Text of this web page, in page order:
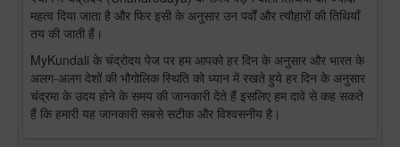
महत्व दिया जाता है और फिर इसी के अनुसार उन पर्वों और त्यौहारों की तिथियाँ
तय की जाती हैं।
MyKundali के चंद्रोदय पेज पर हम आपको हर दिन के अनुसार और भारत के
अलग-अलग देशों की भौगोलिक स्थिति को ध्यान में रखते हुये हर दिन के अनुसार
चंद्रमा के उदय होने के समय की जानकारी देते हैं इसलिए हम दावे से कह सकते
हैं कि हमारी यह जानकारी सबसे सटीक और विश्वसनीय है।